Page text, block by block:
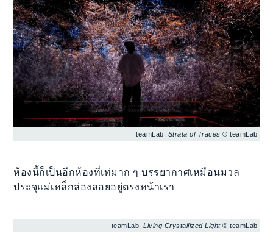
teamLab, Strata of Traces © teamLab
ห้องนี้ก็เป็นอีกห้องที่เท่มาก ๆ บรรยากาศเหมือนมวล
ประจุแม่เหล็กล่องลอยอยู่ตรงหน้าเรา
teamLab,Living Crystallized Light© teamLab